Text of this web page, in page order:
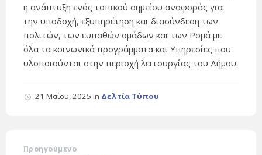
η ανάπτυξη ενός τοπικού σημείου αναφοράς για
την υποδοχή, εξυπηρέτηση και διασύνδεση των
πολιτών, των ευπαθών ομάδων και των Ρομά με
όλα τα κοινωνικά προγράμματα και Υπηρεσίες που
υλοποιούνται στην περιοχή λειτουργίας του Δήμου.
21 Μαΐου, 2025 in Δελτία Τύπου
Προηγούμενο